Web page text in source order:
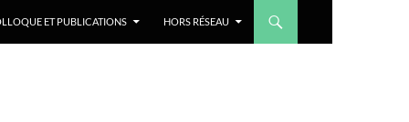
ET PUBLICATIONS HORS RÉSEAU